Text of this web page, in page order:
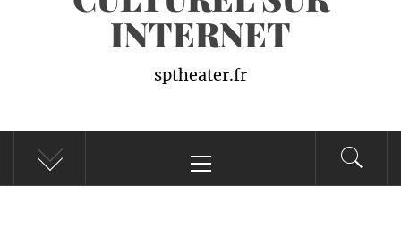
INTERNET
sptheater.fr
principal